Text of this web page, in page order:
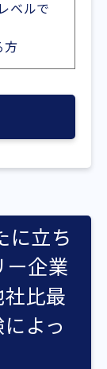
ベルで
方
に立ち
ー企業
比最
よっ